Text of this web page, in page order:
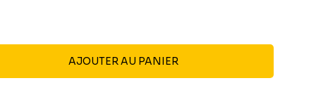
AJOUTER AU PANIER